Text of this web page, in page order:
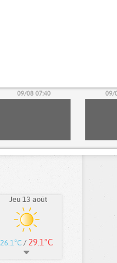
09/08 07:40 09/
Jeu 13 août
26.1°C / 29.1°C